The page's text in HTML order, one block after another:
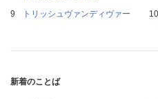
トリッシュヴァンディヴァー
新着のことば